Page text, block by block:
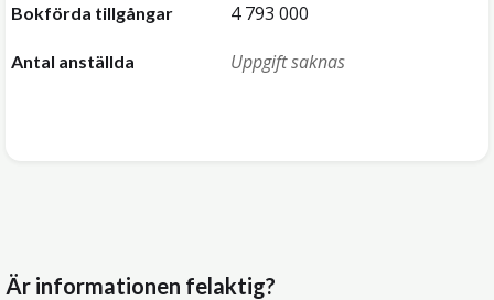
Bokförda tillgångar 4 793 000
Antal anställda Uppgift saknas
Är informationen felaktig?